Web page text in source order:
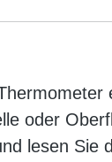
oder
lesen Sie